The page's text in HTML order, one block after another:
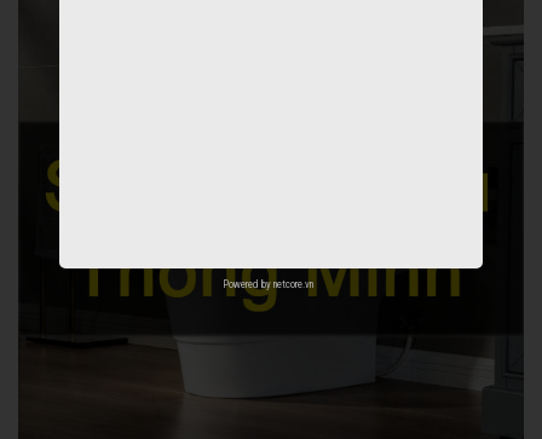
Powered by netcore.vn